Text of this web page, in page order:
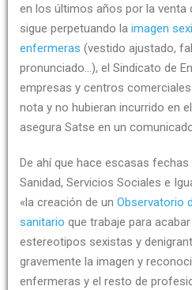
en los últimos años por la
sigue perpetuando la imagen
enfermeras (vestido ajustado,
pronunciado…), el Sindicato de
empresas y centros
nota y no hubieran incurrido en
asegura Satse en un
De ahí que hace escasas
Sanidad, Servicios Sociales e
«la creación de un Observatorio
sanitario que trabaje para
estereotipos sexistas y
gravemente la imagen y
enfermeras y el resto de